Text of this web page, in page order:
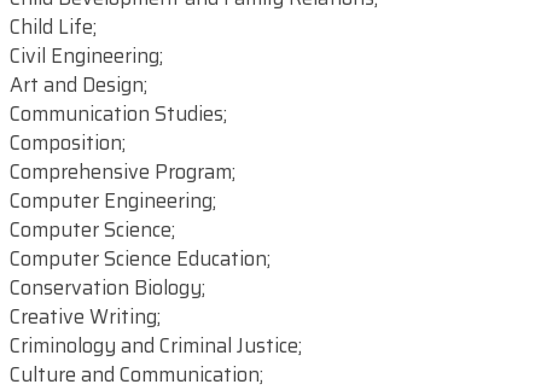
Child Life;
Civil Engineering;
Art and Design;
Communication Studies;
Composition;
Comprehensive Program;
Computer Engineering;
Computer Science;
Computer Science Education;
Conservation Biology;
Creative Writing;
Criminology and Criminal Justice;
Culture and Communication;